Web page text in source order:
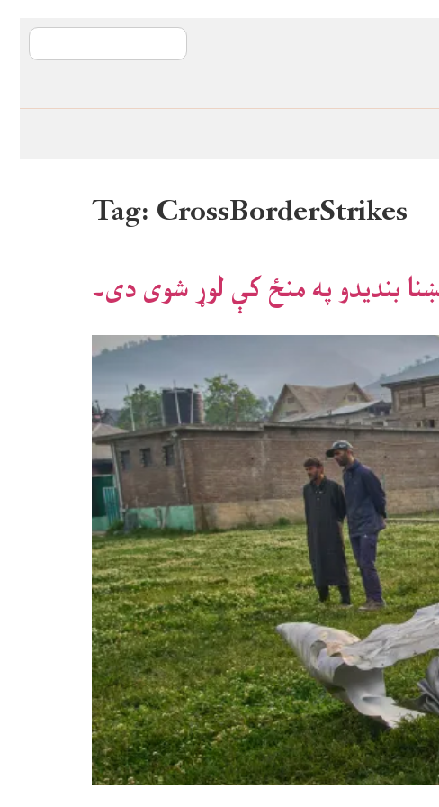
Tag:CrossBorderStrikes
بندیدو په منځ کې لوړ شوی دی۔